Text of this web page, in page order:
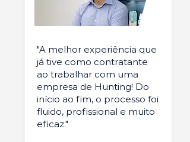
"A melhor experiência que
já tive como contratante
ao trabalhar com uma
empresa de Hunting! Do
início ao fim, o processo foi
fluido, profissional e muito
eficaz."